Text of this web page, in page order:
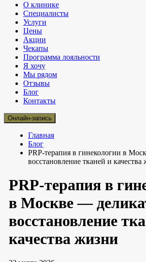
О клинике
Специалисты
Услуги
Цены
Акции
Чекапы
Программа лояльности
Я хочу
Мы рядом
Отзывы
Блог
Контакты
Онлайн-запись
Главная
Блог
PRP-терапия в гинекологии в
восстановление тканей и качества
PRP-терапия в
в Москве —
восстановление
качества жизни